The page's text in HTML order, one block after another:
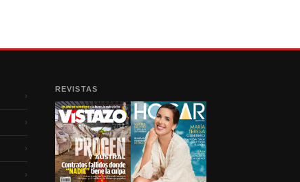
›
›
›
›
REVISTAS